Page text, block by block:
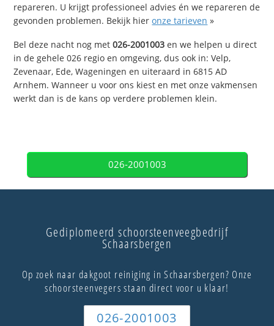
repareren. U krijgt professioneel advies én we repareren de
gevonden problemen. Bekijk hieronze tarieven »
Bel deze nacht nog met026-2001003 en we helpen u direct
in de gehele 026 regio en omgeving, dus ook in: Velp,
Zevenaar, Ede, Wageningen en uiteraard in 6815 AD
Arnhem. Wanneer u voor ons kiest en met onze vakmensen
werkt dan is de kans op verdere problemen klein.
026-2001003
Gediplomeerd schoorsteenveegbedrijf
Schaarsbergen
Op zoek naar dakgoot reiniging in Schaarsbergen? Onze
schoorsteenvegers staan direct voor u klaar!
026-2001003